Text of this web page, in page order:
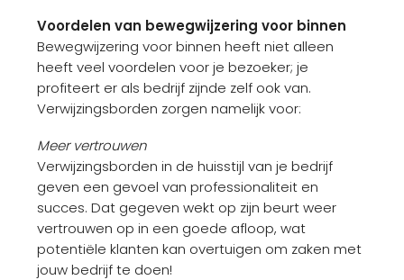
Voordelen van bewegwijzering voor binnen
Bewegwijzering voor binnen heeft niet alleen
heeft veel voordelen voor je bezoeker; je
profiteert er als bedrijf zijnde zelf ook van.
Verwijzingsborden zorgen namelijk voor:
Meer vertrouwen
Verwijzingsborden in de huisstijl van je bedrijf
geven een gevoel van professionaliteit en
succes. Dat gegeven wekt op zijn beurt weer
vertrouwen op in een goede afloop, wat
potentiële klanten kan overtuigen om zaken met
jouw bedrijf te doen!